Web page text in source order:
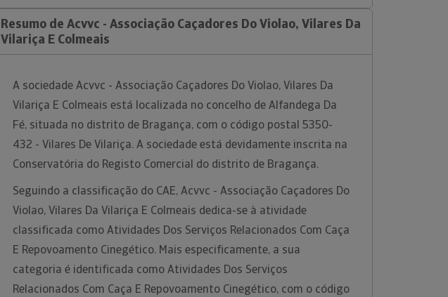
Resumo de Acvvc - Associação Caçadores Do Violao, Vilares Da
Vilariça E Colmeais
A sociedade Acvvc - Associação Caçadores Do Violao, Vilares Da
Vilariça E Colmeais está localizada no concelho de Alfandega Da
Fé, situada no distrito de Bragança, com o código postal 5350-
432 - Vilares De Vilariça. A sociedade está devidamente inscrita na
Conservatória do Registo Comercial do distrito de Bragança.
Seguindo a classificação do CAE, Acvvc - Associação Caçadores Do
Violao, Vilares Da Vilariça E Colmeais dedica-se à atividade
classificada como Atividades Dos Serviços Relacionados Com Caça
E Repovoamento Cinegético. Mais especificamente, a sua
categoria é identificada como Atividades Dos Serviços
Relacionados Com Caça E Repovoamento Cinegético, com o código